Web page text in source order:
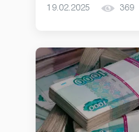
19.02.2025 369